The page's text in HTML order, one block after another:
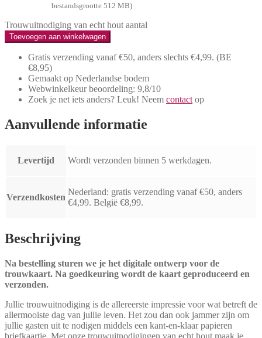
bestandsgrootte 512 MB)
Trouwuitnodiging van echt hout aantal
Toevoegen aan winkelwagen
Gratis verzending vanaf €50, anders slechts €4,99. (BE
€8,95)
Gemaakt op Nederlandse bodem
Webwinkelkeur beoordeling: 9,8/10
Zoek je net iets anders? Leuk! Neem contact op
Aanvullende informatie
Levertijd Wordt verzonden binnen 5 werkdagen.
Verzendkosten
Nederland: gratis verzending vanaf €50, anders
€4,99. België €8,99.
Beschrijving
Na bestelling sturen we je het digitale ontwerp voor de
trouwkaart. Na goedkeuring wordt de kaart geproduceerd en
verzonden.
Jullie trouwuitnodiging is de allereerste impressie voor wat betreft de
allermooiste dag van jullie leven. Het zou dan ook jammer zijn om
jullie gasten uit te nodigen middels een kant-en-klaar papieren
briefkaartje. Met onze trouwuitnodigingen van echt hout maak je